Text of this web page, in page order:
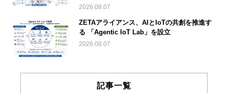
2026.08.07
ZETAアライアンス、AIとIoTの共創を推進す
る 「Agentic IoT Lab」を設立
2026.08.07
記事一覧